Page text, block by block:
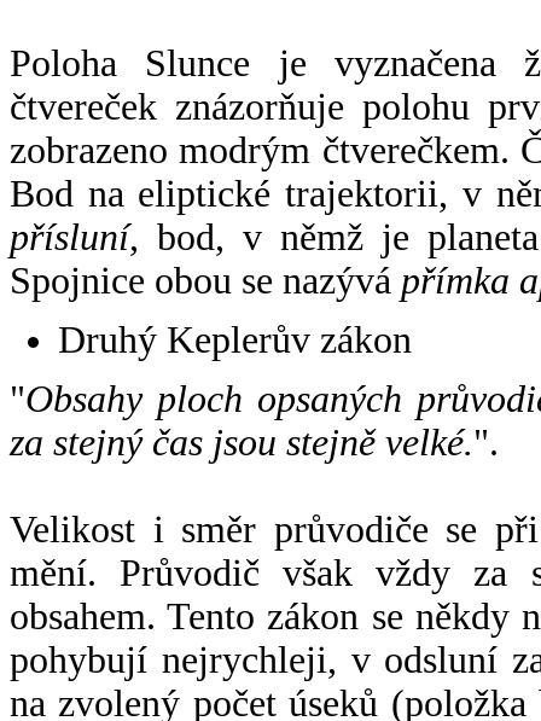
Poloha Slunce je vyznačena
čtvereček znázorňuje polohu
zobrazeno modrým čtverečkem.
Bod na eliptické trajektorii, v
přísluní, bod, v němž je
Spojnice obou se nazývá přímka
Druhý Keplerův zákon
"Obsahy ploch opsaných
za stejný čas jsou stejně velké.".
Velikost i směr průvodiče se
mění. Průvodič však vždy za
obsahem. Tento zákon se někdy
pohybují nejrychleji, v odsluní
na zvolený počet úseků